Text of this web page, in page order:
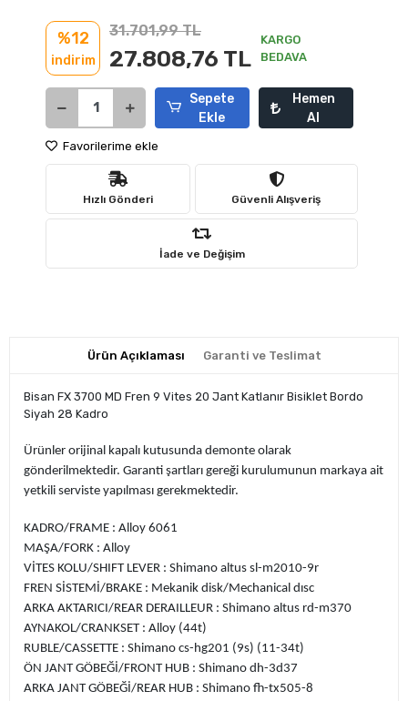
%12
indirim
31.701,99 TL
27.808,76 TL
KARGO
BEDAVA
Sepete
Ekle
Hemen
Al
Favorilerime ekle
Hızlı Gönderi Güvenli Alışveriş
İade ve Değişim
Ürün Açıklaması Garanti ve Teslimat
Bisan FX 3700 MD Fren 9 Vites 20 Jant Katlanır Bisiklet Bordo
Siyah 28 Kadro
Ürünler orijinal kapalı kutusunda demonte olarak
gönderilmektedir. Garanti şartları gereği kurulumunun markaya ait
yetkili serviste yapılması gerekmektedir.
KADRO/FRAME : Alloy 6061
MAŞA/FORK : Alloy
VİTES KOLU/SHIFT LEVER : Shimano altus sl-m2010-9r
FREN SİSTEMİ/BRAKE : Mekanik disk/Mechanical dısc
ARKA AKTARICI/REAR DERAILLEUR : Shimano altus rd-m370
AYNAKOL/CRANKSET : Alloy (44t)
RUBLE/CASSETTE : Shimano cs-hg201 (9s) (11-34t)
ÖN JANT GÖBEĞİ/FRONT HUB : Shimano dh-3d37
ARKA JANT GÖBEĞİ/REAR HUB : Shimano fh-tx505-8